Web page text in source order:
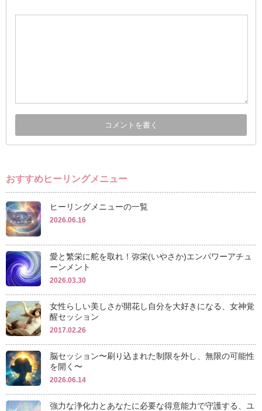
おすすめヒーリングメニュー
ヒーリングメニューの一覧
2026.06.16
愛と繁栄に舵を取れ！弥栄(いやさか)エンパワーアチュ
ーンメント
2026.03.30
女性らしい美しさが開花し自分を大好きになる、女神覚
醒セッション
2017.02.26
脳セッション〜刷り込まれた制限を外し、無限の可能性
を開く〜
2026.06.14
強力な浄化力とあなたに必要な得意能力で守護する、ユ